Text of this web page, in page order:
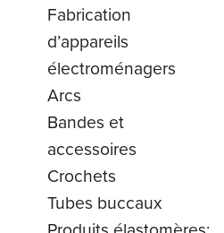
Fabrication
d’appareils
électroménagers
Arcs
Bandes et
accessoires
Crochets
Tubes buccaux